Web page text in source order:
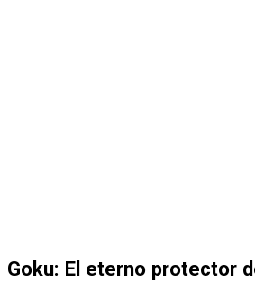
Goku: El eterno protector